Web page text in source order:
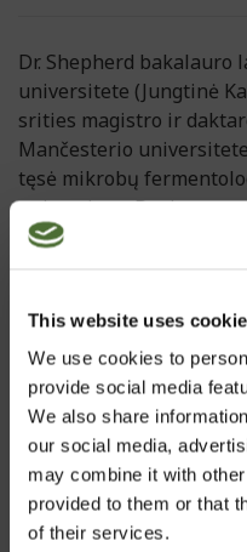
This website uses
We use cookies to
provide social media
We also share
our social media,
may combine it with
provided to them or that
of their services.
Dr. Shepherd bakalauro
universitete (Jungtinė
srities magistro ir
Mančesterio
tęsė mikrobų
universitete Davise.
išspausdinęs 16 mokslo
patvirtintų patentų.
patirties, turint
didžiausių maisto
dirbančios daugiau nei
direktorius.
Dr. Shepherd turi daug